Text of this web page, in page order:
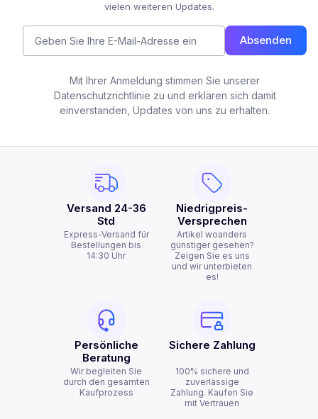
vielen weiteren Updates.
Absenden
Mit Ihrer Anmeldung stimmen Sie unserer
Datenschutzrichtlinie zu und erklären sich damit
einverstanden, Updates von uns zu erhalten.
Versand 24-36
Std
Express-Versand für
Bestellungen bis
14:30 Uhr
Niedrigpreis-
Versprechen
Artikel woanders
günstiger gesehen?
Zeigen Sie es uns
und wir unterbieten
es!
Persönliche
Beratung
Wir begleiten Sie
durch den gesamten
Kaufprozess
Sichere Zahlung
100% sichere und
zuverlässige
Zahlung. Kaufen Sie
mit Vertrauen